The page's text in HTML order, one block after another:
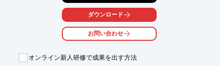
ダウンロード
お問い合わせ
オンライン新人研修で成果を出す方法